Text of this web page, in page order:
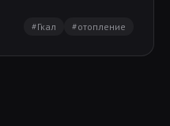
#Гкал #отопление